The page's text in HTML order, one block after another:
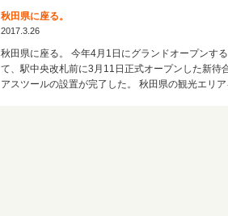
秋田県に座る。
2017.3.26
秋田県に座る。 今年4月1日にグランドオープンす
て、駅中央改札前に3月11日正式オープンした新待
アスツールの設置が完了した。 秋田県の観光エリ